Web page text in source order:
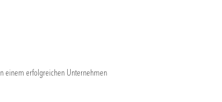
einem erfolgreichen Unternehmen